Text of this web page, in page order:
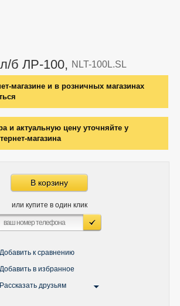
б ЛР-100, NLT-100L.SL
магазине и в розничных магазинах
и актуальную цену уточняйте у
магазина
В корзину
или купите в один клик
Добавить к сравнению
Добавить в избранное
Рассказать друзьям